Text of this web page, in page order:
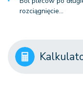
rozciągnięcie…